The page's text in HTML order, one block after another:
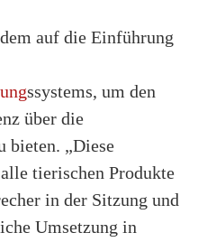
auf die Einführung
ssystems, um den
über die
bieten. „Diese
tierischen Produkte
in der Sitzung und
Umsetzung in